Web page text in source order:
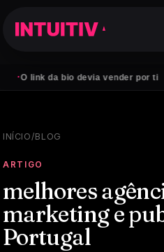
da bio devia vender por ti
INÍCIO/BLOG
ARTIGO
melhores
marketing e
Portugal